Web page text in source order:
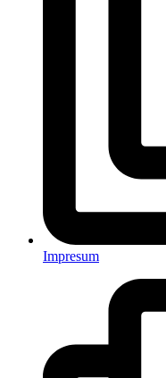
Impresum